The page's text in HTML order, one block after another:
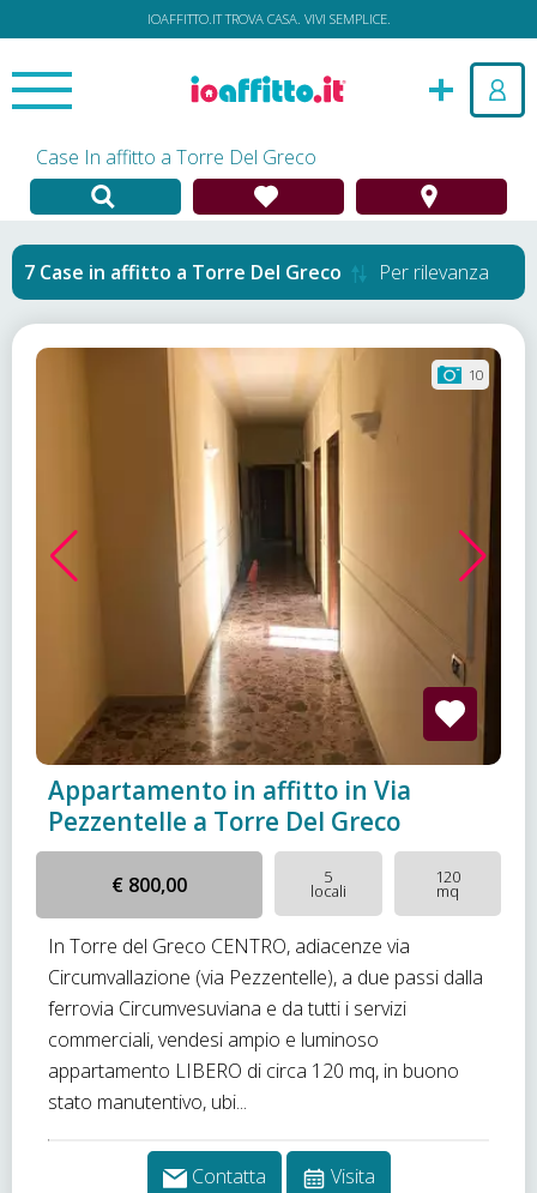
IOAFFITTO.IT TROVA CASA. VIVI SEMPLICE.
Case In affitto a Torre Del Greco
Case in affitto a Torre Del Greco Per rilevanza
10
Appartamento in affitto in Via
Pezzentelle a Torre Del Greco
€ 800,00 5
locali
120
mq
In Torre del Greco CENTRO, adiacenze via
Circumvallazione (via Pezzentelle), a due passi dalla
ferrovia Circumvesuviana e da tutti i servizi
commerciali, vendesi ampio e luminoso
appartamento LIBERO di circa 120 mq, in buono
stato manutentivo, ubi...
Contatta Visita